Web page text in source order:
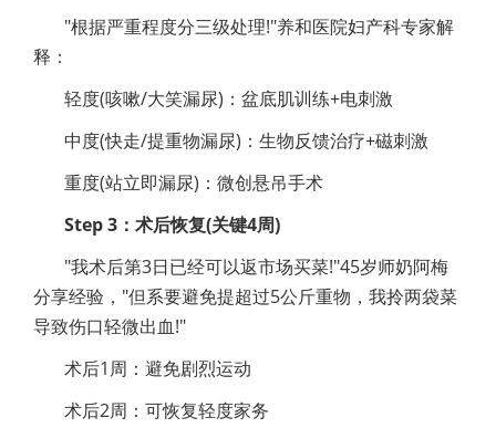
"根据严重程度分三级处理!"养和医院妇产科专家解
释：
轻度(咳嗽/大笑漏尿)：盆底肌训练+电刺激
中度(快走/提重物漏尿)：生物反馈治疗+磁刺激
重度(站立即漏尿)：微创悬吊手术
Step 3：术后恢复(关键4周)
"我术后第3日已经可以返市场买菜!"45岁师奶阿梅
分享经验，"但系要避免提超过5公斤重物，我拎两袋菜
导致伤口轻微出血!"
术后1周：避免剧烈运动
术后2周：可恢复轻度家务